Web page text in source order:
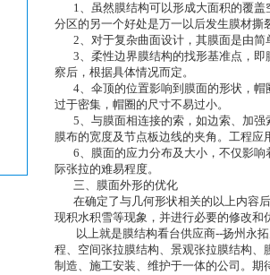
1、虽然膜结构可以形成大面积的覆盖
分区的另一个好处是万一以后发生膜材撕
2、对于复杂曲面设计，其膜面是由简
3、柔性边界膜结构的找形基准点，即
察后，根据具体情况而定。
4、伞顶的位置影响到膜面的形状，帽
过于密集，帽圈的尺寸不易过小。
5、与膜面相连接的索，如边索、加强
膜布的宽度及节点板边线的夹角。工程应
6、膜面的应力分布及大小，不仅影响
际张拉的难易程度。
三、膜面外形的优化
在确定了与几何形状相关的以上内容后
现积水积雪等现象，并进行必要的修改和
以上就是膜结构看台供应商--扬州永拓
程、空间张拉膜结构、景观张拉膜结构
制造、施工安装、维护于一体的公司。期